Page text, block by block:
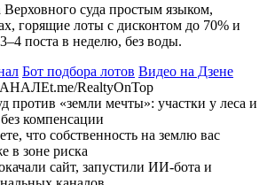
Верховного суда простым языком,
горящие лоты с дисконтом до 70% и
поста в неделю, без воды.
Бот подбора лотов Видео на Дзене
t.me/RealtyOnTop
против «земли мечты»: участки у леса и
компенсации
что собственность на землю вас
в зоне риска
сайт, запустили ИИ‑бота и